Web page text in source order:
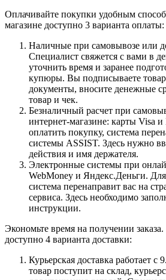
Оплачивайте покупки удобным
магазине доступно 3 варианта оплаты:
Наличные при самовывозе или
Специалист свяжется с вами в
уточнить время и заранее
купюры. Вы подписываете
документы, вносите денежные
товар и чек.
Безналичный расчет при
интернет-магазине: карты Visa
оплатить покупку, система
системы ASSIST. Здесь нужно
действия и имя держателя.
Электронные системы при
WebMoney и Яндекс.Деньги.
система перенаправит вас на
сервиса. Здесь необходимо
инструкции.
Экономьте время на получении
доступно 4 варианта доставки:
Курьерская доставка работает с
товар поступит на склад,